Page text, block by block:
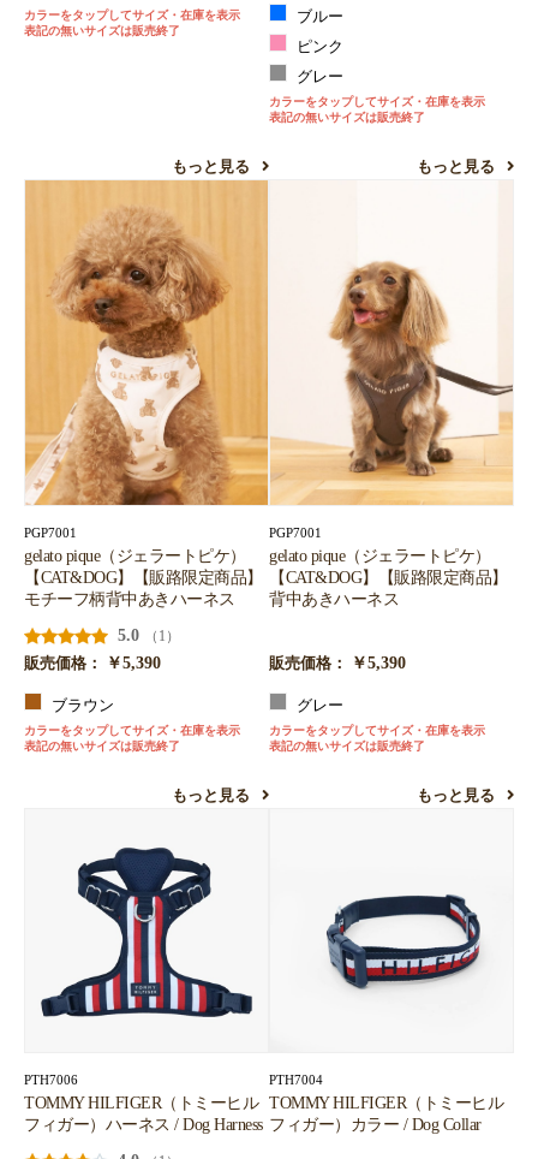
カラーをタップしてサイズ・在庫を表示
表記の無いサイズは販売終了
もっと見る
ブルー
ピンク
グレー
カラーをタップしてサイズ・在庫を表示
表記の無いサイズは販売終了
もっと見る
PGP7001
gelato pique（ジェラートピケ）
【CAT&DOG】【販路限定商品】
モチーフ柄背中あきハーネス
5.0
（1）
販売価格：
￥5,390
ブラウン
カラーをタップしてサイズ・在庫を表示
表記の無いサイズは販売終了
もっと見る
PGP7001
gelato pique（ジェラートピケ）
【CAT&DOG】【販路限定商品】
背中あきハーネス
販売価格： ￥5,390
グレー
カラーをタップしてサイズ・在庫を表示
表記の無いサイズは販売終了
もっと見る
PTH7006
TOMMY HILFIGER（トミーヒル
フィガー）ハーネス / Dog Harness
PTH7004
TOMMY HILFIGER（トミーヒル
フィガー）カラー / Dog Collar